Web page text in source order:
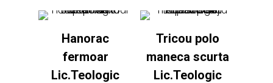
Hanorac
fermoar
Lic.Teologic
Tricou polo
maneca scurta
Lic.Teologic